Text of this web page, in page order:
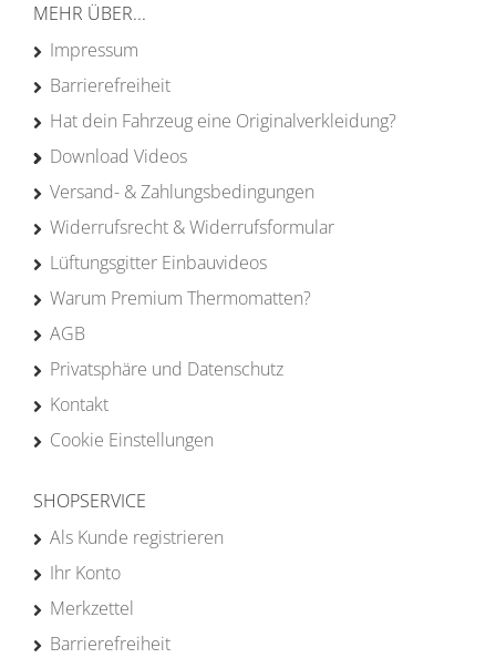
MEHR ÜBER...
Impressum
Barrierefreiheit
Hat dein Fahrzeug eine Originalverkleidung?
Download Videos
Versand- & Zahlungsbedingungen
Widerrufsrecht & Widerrufsformular
Lüftungsgitter Einbauvideos
Warum Premium Thermomatten?
AGB
Privatsphäre und Datenschutz
Kontakt
Cookie Einstellungen
SHOPSERVICE
Als Kunde registrieren
Ihr Konto
Merkzettel
Barrierefreiheit